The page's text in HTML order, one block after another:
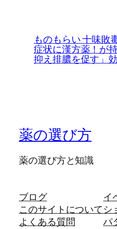
ものもらい 十味敗
症状に漢方薬！が
抑え排膿を促す」
薬の選び方
薬の選び方と知識
ブログ
このサイトについて
よくある質問
イ
シ
パ